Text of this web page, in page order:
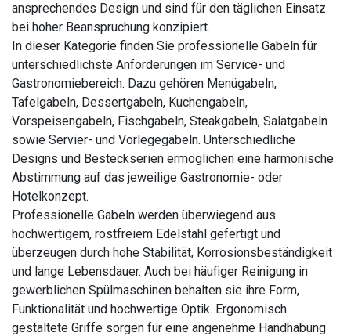
ansprechendes Design und sind für den täglichen Einsatz
bei hoher Beanspruchung konzipiert.
In dieser Kategorie finden Sie professionelle Gabeln für
unterschiedlichste Anforderungen im Service- und
Gastronomiebereich. Dazu gehören Menügabeln,
Tafelgabeln, Dessertgabeln, Kuchengabeln,
Vorspeisengabeln, Fischgabeln, Steakgabeln, Salatgabeln
sowie Servier- und Vorlegegabeln. Unterschiedliche
Designs und Besteckserien ermöglichen eine harmonische
Abstimmung auf das jeweilige Gastronomie- oder
Hotelkonzept.
Professionelle Gabeln werden überwiegend aus
hochwertigem, rostfreiem Edelstahl gefertigt und
überzeugen durch hohe Stabilität, Korrosionsbeständigkeit
und lange Lebensdauer. Auch bei häufiger Reinigung in
gewerblichen Spülmaschinen behalten sie ihre Form,
Funktionalität und hochwertige Optik. Ergonomisch
gestaltete Griffe sorgen für eine angenehme Handhabung